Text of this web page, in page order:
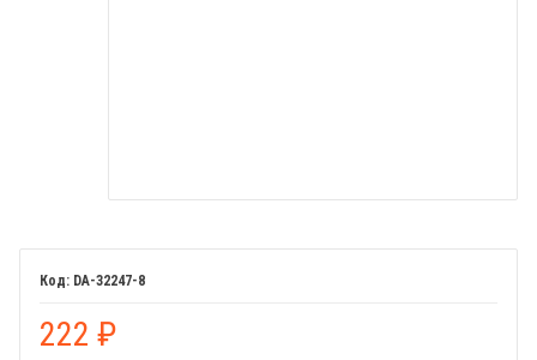
DA-32247-8
222 ₽